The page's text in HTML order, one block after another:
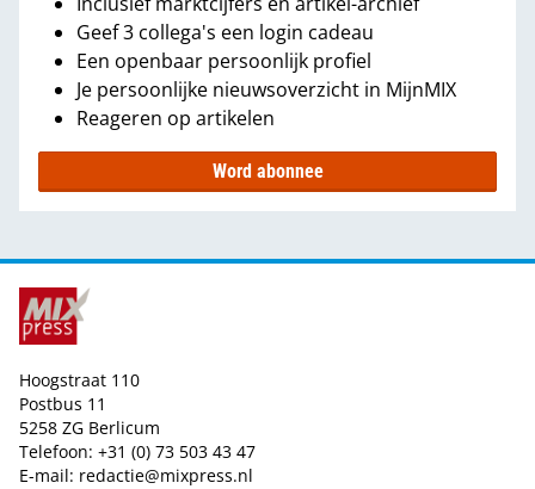
Geef 3 collega's een login cadeau
Een openbaar persoonlijk profiel
Je persoonlijke nieuwsoverzicht in MijnMIX
Reageren op artikelen
Word abonnee
Hoogstraat 110
Postbus 11
5258 ZG Berlicum
Telefoon: +31 (0) 73 503 43 47
E-mail: redactie@mixpress.nl